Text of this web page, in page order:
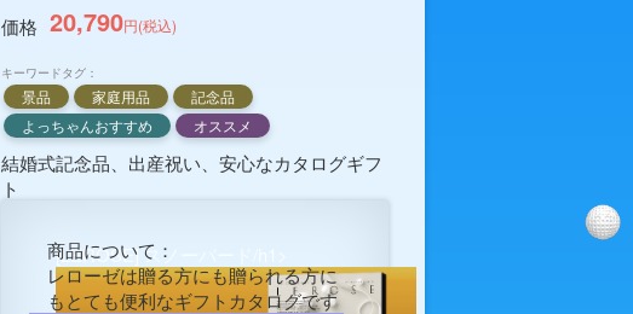
価格 20,790円(税込)
キーワードタグ：
景品 家庭用品
記念品
よっちゃんおすすめ
オススメ
結婚式記念品、出産祝い、安心なカタログギフ
ト
[LEROSE] スノーバード/h1>
商品について：
レローゼは贈る方にも贈られる方に
もとても便利なギフトカタログです